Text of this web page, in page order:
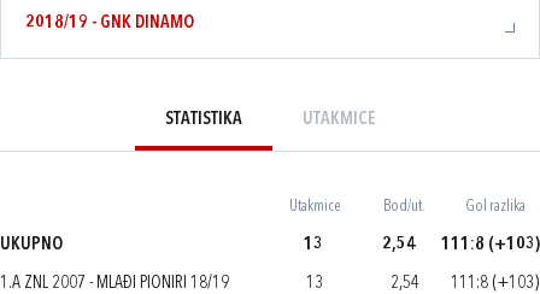
2018/19 - GNK DINAMO
STATISTIKA UTAKMICE
Utakmice Bod/ut. Gol razlika
UKUPNO 13 2,54 111:8 (+103)
1.A ZNL 2007 - MLAĐI PIONIRI 18/19 13 2,54 111:8 (+103)